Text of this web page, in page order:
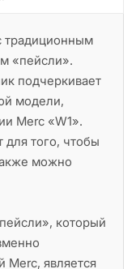
традиционным
«пейсли».
подчеркивает
модели,
Merc «W1».
для того, чтобы
можно
который
Merc, является